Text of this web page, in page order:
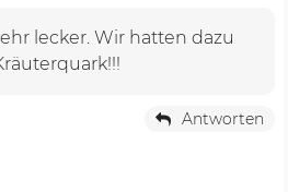
lecker. Wir hatten dazu
Antworten